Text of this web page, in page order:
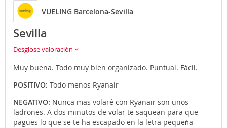
VUELING Barcelona-Sevilla
Sevilla
Desglose valoración
Muy buena. Todo muy bien organizado. Puntual. Fácil.
POSITIVO: Todo menos Ryanair
NEGATIVO: Nunca mas volaré con Ryanair son unos
ladrones. A dos minutos de volar te saquean para que
pagues lo que se te ha escapado en la letra pequeńa